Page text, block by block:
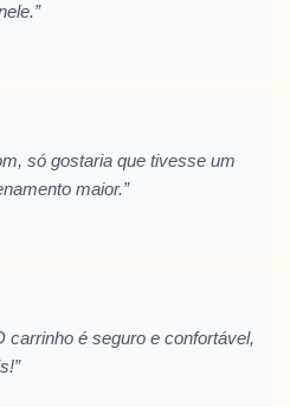
só gostaria que tivesse um
maior.”
carrinho é seguro e confortável,